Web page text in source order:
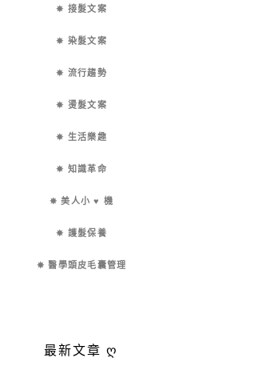
✵ 接髮文案
✵ 染髮文案
✵ 流行趨勢
✵ 燙髮文案
✵ 生活樂趣
✵ 知識革命
✵ 美人小 ♥ 機
✵ 護髮保養
✵ 醫學頭皮毛囊管理
最新文章 ღ